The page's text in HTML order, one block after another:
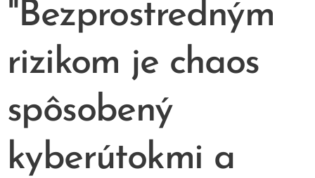
"Bezprostredným
rizikom je chaos
spôsobený
kyberútokmi a